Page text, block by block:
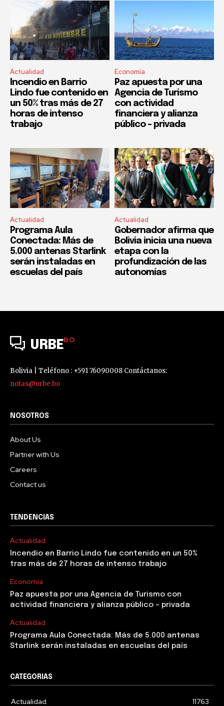
Actualidad
Incendio en Barrio
Lindo fue contenido en
un 50% tras más de 27
horas de intenso
trabajo
Economía
Paz apuesta por una
Agencia de Turismo
con actividad
financiera y alianza
público – privada
Actualidad
Programa Aula
Conectada: Más de
5.000 antenas Starlink
serán instaladas en
escuelas del país
Actualidad
Gobernador afirma que
Bolivia inicia una nueva
etapa con la
profundización de las
autonomías
URBEBO
Bolivia | Teléfono : +591 76090008 Contáctanos:
notas@urbe.bo
NOSOTROS
About Us
Partner with Us
Careers
Contact us
TENDENCIAS
Actualidad
Incendio en Barrio Lindo fue contenido en un 50%
tras más de 27 horas de intenso trabajo
Economía
Paz apuesta por una Agencia de Turismo con
actividad financiera y alianza público – privada
Actualidad
Programa Aula Conectada: Más de 5.000 antenas
Starlink serán instaladas en escuelas del país
CATEGORIAS
Actualidad 11763